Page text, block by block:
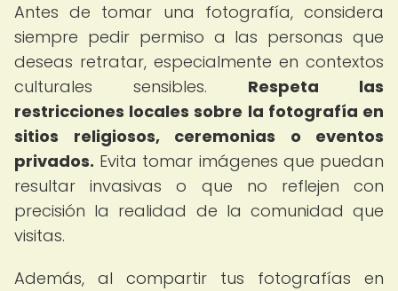
Antes de tomar una fotografía, considera
siempre pedir permiso a las personas que
deseas retratar, especialmente en contextos
culturales sensibles. Respeta las
restricciones locales sobre la fotografía en
sitios religiosos, ceremonias o eventos
privados. Evita tomar imágenes que puedan
resultar invasivas o que no reflejen con
precisión la realidad de la comunidad que
visitas.
Además, al compartir tus fotografías en